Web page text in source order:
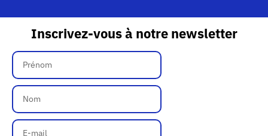
Inscrivez-vous à notre newsletter